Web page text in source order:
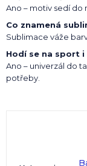
Ano – motiv sedí do
Co znamená
Sublimace váže
Hodí se na sport i
Ano – univerzál do
potřeby.